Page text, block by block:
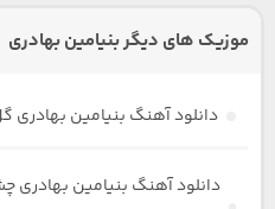
موزیک های دیگر بنیامین بهادری
دانلود آهنگ بنیامین بهادری
دانلود آهنگ بنیامین بهادری